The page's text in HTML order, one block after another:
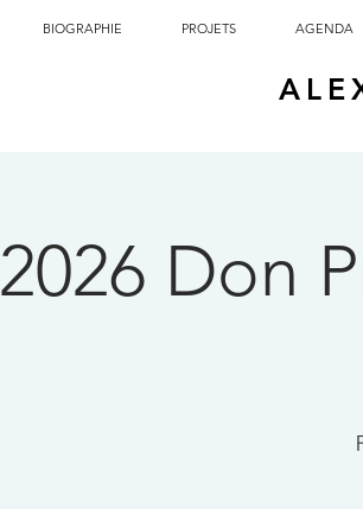
BIOGRAPHIE PROJETS AGENDA
2026 Don